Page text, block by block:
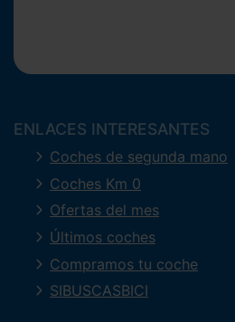
ENLACES INTERESANTES
Coches de segunda mano
Coches Km 0
Ofertas del mes
Últimos coches
Compramos tu coche
SIBUSCASBICI